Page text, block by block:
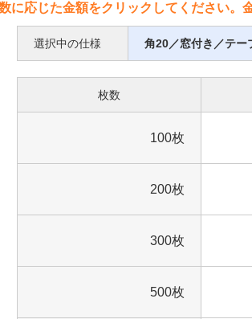
に応じた金額をクリックしてください
選択中の仕様 角20／窓付き／テー
枚数
100枚
200枚
300枚
500枚